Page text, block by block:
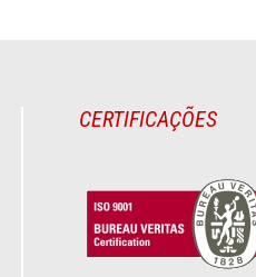
CERTIFICAÇÕES